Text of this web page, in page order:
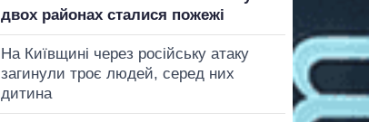
двох районах сталися пожежі
На Київщині через російську атаку
загинули троє людей, серед них
дитина